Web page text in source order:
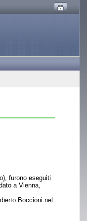
furono eseguiti
a Vienna,
Boccioni nel